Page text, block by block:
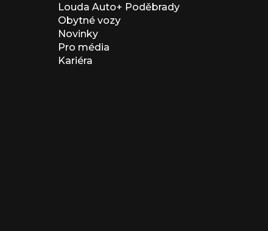
Louda Auto+ Poděbrady
Obytné vozy
Novinky
Pro média
Kariéra